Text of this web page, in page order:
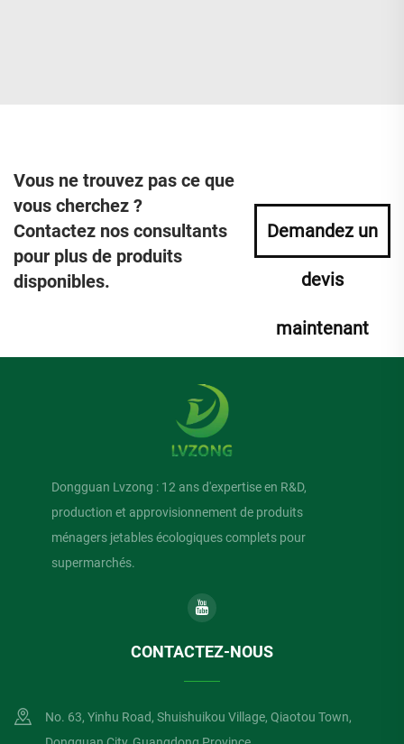
Vous ne trouvez pas ce que
vous cherchez ?
Contactez nos consultants
pour plus de produits
disponibles.
Demandez un
devis
maintenant
Dongguan Lvzong : 12 ans d'expertise en R&D,
production et approvisionnement de produits
ménagers jetables écologiques complets pour
supermarchés.
CONTACTEZ-NOUS
No. 63, Yinhu Road, Shuishuikou Village, Qiaotou Town,